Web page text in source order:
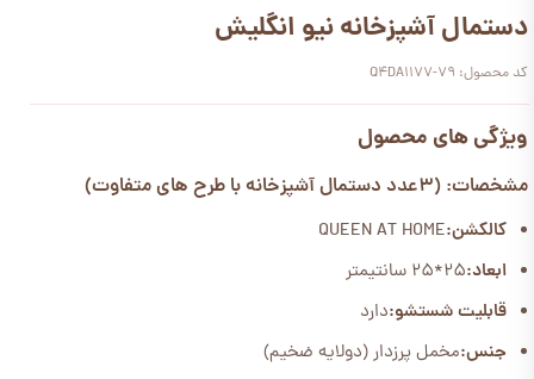
دستمال آشپزخانه نیو انگلیش
کد محصول: Q4DA1177-79
ویژگی های محصول
مشخصات: (3عدد دستمال آشپزخانه با طرح های متفاوت)
کالکشن:QUEEN AT HOME
ابعاد:25*25 سانتیمتر
قابلیت شستشو:دارد
جنس:مخمل پرزدار (دولایه ضخیم)